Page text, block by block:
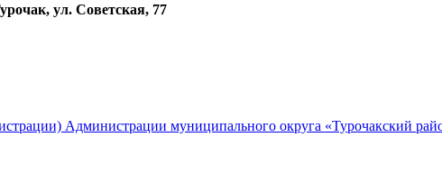
ул. Советская, 77
Администрации муниципального округа «Турочакский